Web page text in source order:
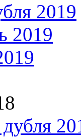
2019
2019